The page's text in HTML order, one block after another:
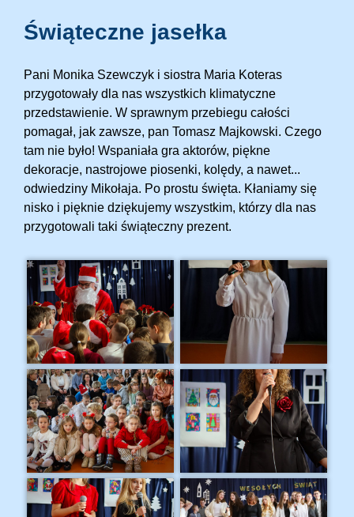
Świąteczne jasełka
Pani Monika Szewczyk i siostra Maria Koteras
przygotowały dla nas wszystkich klimatyczne
przedstawienie. W sprawnym przebiegu całości
pomagał, jak zawsze, pan Tomasz Majkowski. Czego
tam nie było! Wspaniała gra aktorów, piękne
dekoracje, nastrojowe piosenki, kolędy, a nawet...
odwiedziny Mikołaja. Po prostu święta. Kłaniamy się
nisko i pięknie dziękujemy wszystkim, którzy dla nas
przygotowali taki świąteczny prezent.